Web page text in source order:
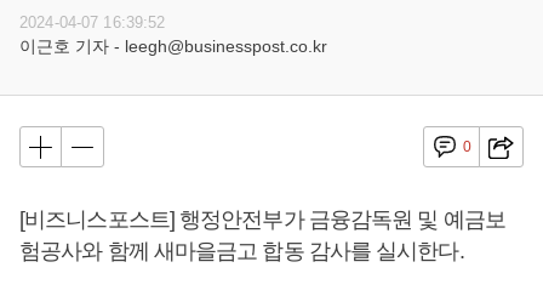
2024-04-07 16:39:52
이근호 기자 - leegh@businesspost.co.kr
0
[비즈니스포스트] 행정안전부가 금융감독원 및 예금보
험공사와 함께 새마을금고 합동 감사를 실시한다.